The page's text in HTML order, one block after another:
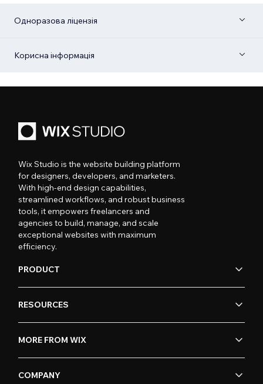
Одноразова ліцензія
Корисна інформація
Wix Studio is the website building platform
for designers, developers, and marketers.
With high-end design capabilities,
streamlined workflows, and robust business
tools, it empowers freelancers and
agencies to build, manage, and scale
exceptional websites with maximum
efficiency.
PRODUCT
RESOURCES
MORE FROM WIX
COMPANY